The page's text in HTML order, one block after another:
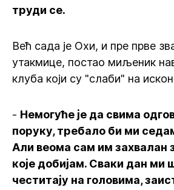
труди се.
Већ сада је Охи, и пре прве
утакмице, постао миљеник
клуба који су "слаби" на
- Немогуће је да свима
поруку, требало би ми
Али веома сам им захвалан
које добијам. Сваки дан ми
честитају на головима,